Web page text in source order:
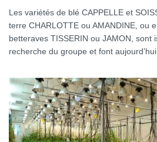
Les variétés de blé CAPPELLE et
terre CHARLOTTE ou AMANDINE, ou
betteraves TISSERIN ou JAMON, sont
recherche du groupe et font